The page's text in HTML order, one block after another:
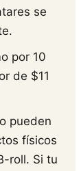
se
por 10
de $11
pueden
físicos
roll. Si tu